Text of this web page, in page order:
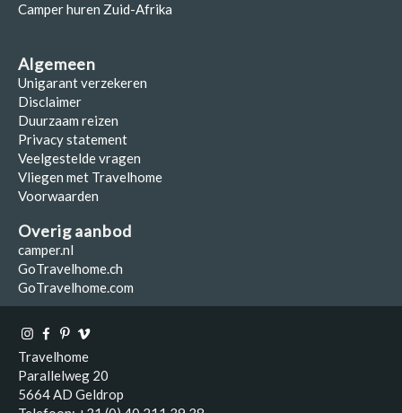
Camper huren Zuid-Afrika
Algemeen
Unigarant verzekeren
Disclaimer
Duurzaam reizen
Privacy statement
Veelgestelde vragen
Vliegen met Travelhome
Voorwaarden
Overig aanbod
camper.nl
GoTravelhome.ch
GoTravelhome.com
Travelhome
Parallelweg 20
5664 AD Geldrop